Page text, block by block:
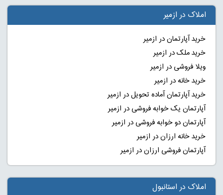
املاک در ازمیر
خرید آپارتمان در ازمیر
خرید ملک در ازمیر
ویلا فروشی در ازمیر
خرید خانه در ازمیر
خرید آپارتمان آماده تحویل در ازمیر
آپارتمان یک خوابه فروشی در ازمیر
آپارتمان دو خوابه فروشی در ازمیر
خرید خانه ارزان در ازمیر
آپارتمان فروشی ارزان در ازمیر
املاک در استانبول